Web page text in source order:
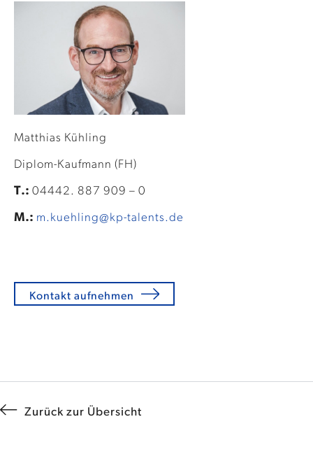
Matthias Kühling
Diplom-Kaufmann (FH)
T.: 04442. 887 909 – 0
M.: m.kuehling@kp-talents.de
Kontakt aufnehmen
Zurück zur Übersicht